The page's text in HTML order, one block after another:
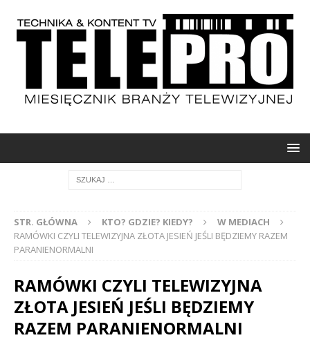
STR. GŁÓWNA KTO? GDZIE? KIEDY?
W MEDIACH
RAMÓWKI CZYLI TELEWIZYJNA ZŁOTA JESIEŃ JEŚLI BĘDZIEMY RAZEM
PARANIENORMALNI
RAMÓWKI CZYLI TELEWIZYJNA
ZŁOTA JESIEŃ JEŚLI BĘDZIEMY
RAZEM PARANIENORMALNI